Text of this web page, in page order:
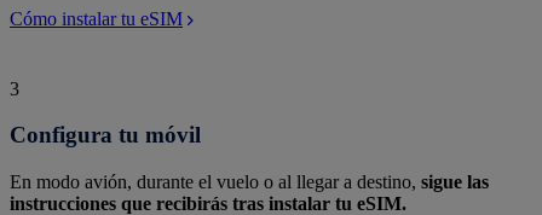
Cómo instalar tu eSIM
3
Configura tu móvil
En modo avión, durante el vuelo o al llegar a destino, sigue las
instrucciones que recibirás tras instalar tu eSIM.